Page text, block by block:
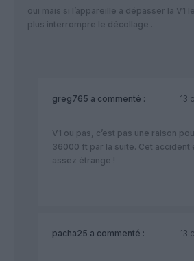
oui mais si l’appareille a dépasser la V1
plus interrompre le décollage .
greg765 a commenté :
13
V1 ou pas, c’est pas une raison
36000 ft par la suite. Cet accident
assez étrange !
pacha25 a commenté :
13